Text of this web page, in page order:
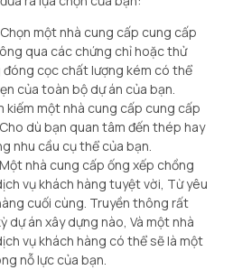
Chọn một nhà cung cấp cung cấp
qua các chứng chỉ hoặc thử
đóng cọc chất lượng kém có thể
của toàn bộ dự án của bạn.
kiếm một nhà cung cấp cung cấp
dù bạn quan tâm đến thép hay
nhu cầu cụ thể của bạn.
Một nhà cung cấp ống xếp chồng
vụ khách hàng tuyệt vời, Từ yêu
cuối cùng. Truyền thông rất
án xây dựng nào, Và một nhà
vụ khách hàng có thể sẽ là một
nỗ lực của bạn.